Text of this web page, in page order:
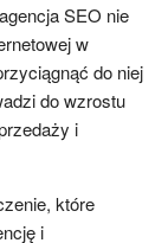
SEO nie
w
do niej
do wzrostu
i
które
i